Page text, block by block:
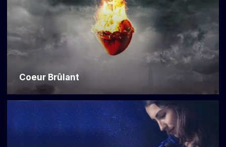
Coeur Brûlant